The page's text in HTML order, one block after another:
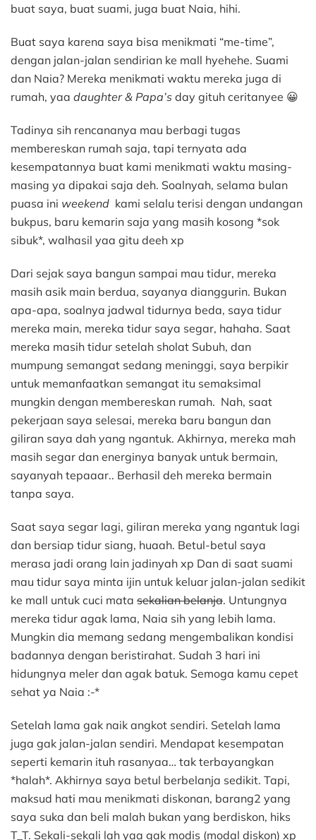
buat saya, buat suami, juga buat Naia, hihi.
Buat saya karena saya bisa menikmati “me-time”,
dengan jalan-jalan sendirian ke mall hyehehe. Suami
dan Naia? Mereka menikmati waktu mereka juga di
rumah, yaa daughter & Papa’s day gituh ceritanyee 😀
Tadinya sih rencananya mau berbagi tugas
membereskan rumah saja, tapi ternyata ada
kesempatannya buat kami menikmati waktu masing-
masing ya dipakai saja deh. Soalnyah, selama bulan
puasa ini weekend kami selalu terisi dengan undangan
bukpus, baru kemarin saja yang masih kosong *sok
sibuk*, walhasil yaa gitu deeh xp
Dari sejak saya bangun sampai mau tidur, mereka
masih asik main berdua, sayanya dianggurin. Bukan
apa-apa, soalnya jadwal tidurnya beda, saya tidur
mereka main, mereka tidur saya segar, hahaha. Saat
mereka masih tidur setelah sholat Subuh, dan
mumpung semangat sedang meninggi, saya berpikir
untuk memanfaatkan semangat itu semaksimal
mungkin dengan membereskan rumah. Nah, saat
pekerjaan saya selesai, mereka baru bangun dan
giliran saya dah yang ngantuk. Akhirnya, mereka mah
masih segar dan energinya banyak untuk bermain,
sayanyah tepaaar.. Berhasil deh mereka bermain
tanpa saya.
Saat saya segar lagi, giliran mereka yang ngantuk lagi
dan bersiap tidur siang, huaah. Betul-betul saya
merasa jadi orang lain jadinyah xp Dan di saat suami
mau tidur saya minta ijin untuk keluar jalan-jalan sedikit
ke mall untuk cuci mata sekalian belanja. Untungnya
mereka tidur agak lama, Naia sih yang lebih lama.
Mungkin dia memang sedang mengembalikan kondisi
badannya dengan beristirahat. Sudah 3 hari ini
hidungnya meler dan agak batuk. Semoga kamu cepet
sehat ya Naia :-*
Setelah lama gak naik angkot sendiri. Setelah lama
juga gak jalan-jalan sendiri. Mendapat kesempatan
seperti kemarin ituh rasanyaa… tak terbayangkan
*halah*. Akhirnya saya betul berbelanja sedikit. Tapi,
maksud hati mau menikmati diskonan, barang2 yang
saya suka dan beli malah bukan yang berdiskon, hiks
T_T. Sekali-sekali lah yaa gak modis (modal diskon) xp